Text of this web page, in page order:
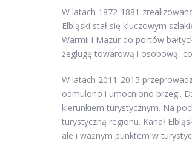
W latach 1872-1881
Elbląski stał się kluczowym
Warmii i Mazur do portów
żeglugę towarową i osobową,
W latach 2011-2015
odmulono i umocniono brzegi.
kierunkiem turystycznym. Na
turystyczną regionu. Kanał
ale i ważnym punktem w